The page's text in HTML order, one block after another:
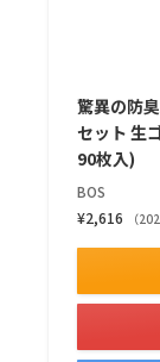
驚異の防
セット 生
90枚入)
BOS
¥2,616
（